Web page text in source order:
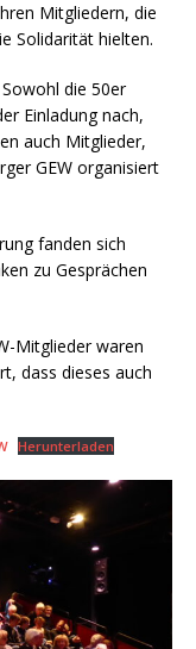
Mitgliedern, die
Solidarität hielten.
die 50er
Einladung nach,
auch Mitglieder,
GEW organisiert
fanden sich
zu Gesprächen
Mitglieder waren
dass dieses auch
Herunterladen